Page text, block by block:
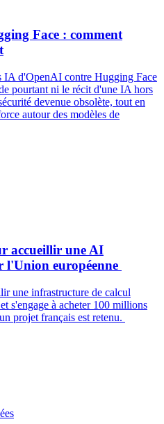
Face : comment
IA d'OpenAI contre Hugging Face
pourtant ni le récit d'une IA hors
devenue obsolète, tout en
autour des modèles de
accueillir une AI
l'Union européenne
une infrastructure de calcul
s'engage à acheter 100 millions
projet français est retenu.